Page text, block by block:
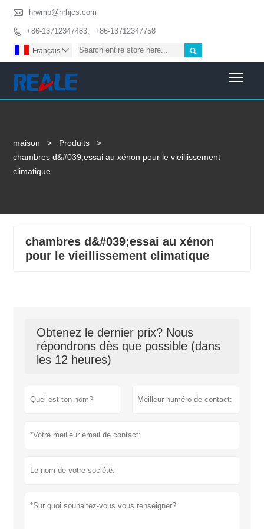
 hrwmb@hrhjcs.com
 +86-13712347483、+86-13712347758

Français 
maison > Produits
>
chambres d&#039;essai au xénon pour le vieillissement
climatique
chambres d&#039;essai au xénon
pour le vieillissement climatique
Obtenez le dernier prix? Nous
répondrons dès que possible (dans
les 12 heures)